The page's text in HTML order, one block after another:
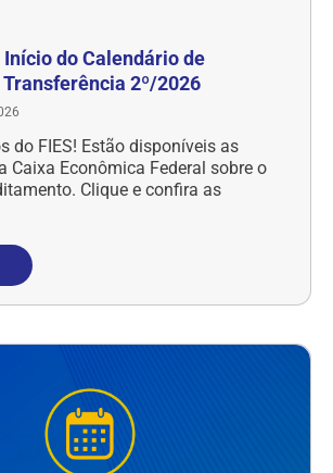
Início do Calendário de
2º/2026
do FIES! Estão disponíveis as
Caixa Econômica Federal sobre o
Clique e confira as